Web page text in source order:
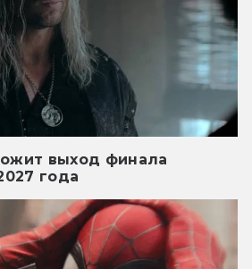
выход финала
года